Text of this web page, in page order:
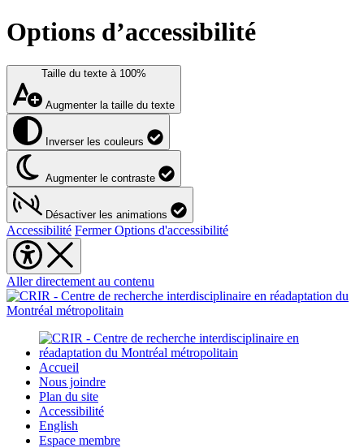
Options d’accessibilité
Taille du texte à 100%
Augmenter la taille du texte
Inverser les couleurs
Augmenter le contraste
Désactiver les animations
Accessibilité Fermer Options d'accessibilité
Aller directement au contenu
Accueil
Nous joindre
Plan du site
Accessibilité
English
Espace membre